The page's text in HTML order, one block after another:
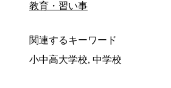
教育・習い事
関連するキーワード
小中高大学校, 中学校